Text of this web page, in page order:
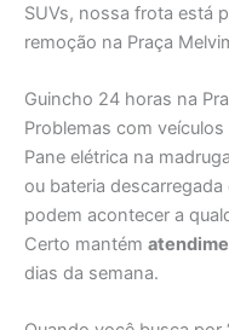
SUVs, nossa frota está
remoção na Praça
Guincho 24 horas na
Problemas com
Pane elétrica na
ou bateria
podem acontecer a
Certo mantém
dias da semana.